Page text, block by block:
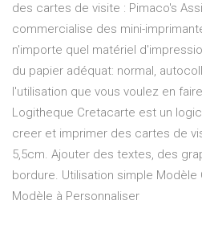
des cartes de visite : Pimaco's
commercialise des mini-
n'importe quel matériel
du papier adéquat: normal,
l'utilisation que vous voulez en
Logitheque Cretacarte est un
creer et imprimer des cartes de
5,5cm. Ajouter des textes, des
bordure. Utilisation simple Modèle
Modèle à Personnaliser